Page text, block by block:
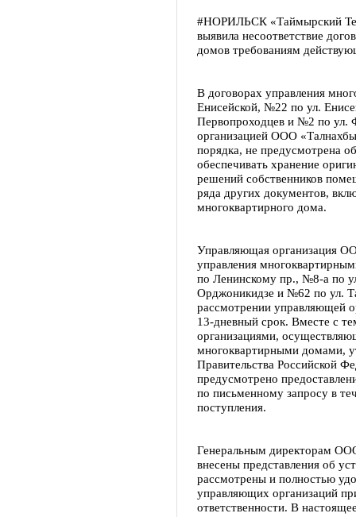
#НОРИЛЬСК «Таймырский
выявила несоответствие
домов требованиям
В договорах управления
Енисейской, №22 по ул.
Первопроходцев и №2 по ул.
организацией ООО
порядка, не предусмотрена
обеспечивать хранение
решений собственников
ряда других документов,
многоквартирного дома.
Управляющая организация
управления
по Ленинскому пр., №8-а по
Орджоникидзе и №62 по ул.
рассмотрении управляющей
13-дневный срок. Вместе с
организациями,
многоквартирными домами,
Правительства Российской
предусмотрено
по письменному запросу в
поступления.
Генеральным директорам
внесены представления об
рассмотрены и полностью
управляющих организаций
ответственности. В